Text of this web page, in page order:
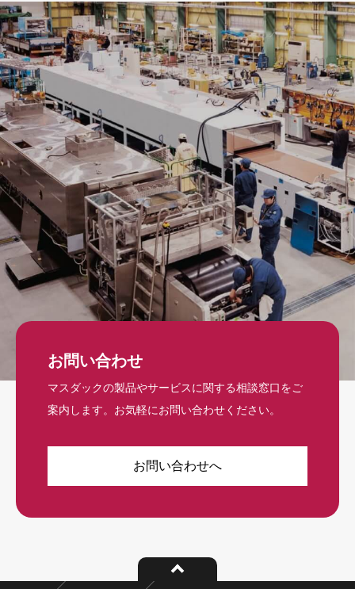
お問い合わせ
マスダックの製品やサービスに関する相談窓口をご
案内します。お気軽にお問い合わせください。
お問い合わせへ